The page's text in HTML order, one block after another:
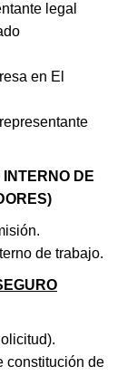
legal
en El
INTERNO DE
de trabajo.
constitución de